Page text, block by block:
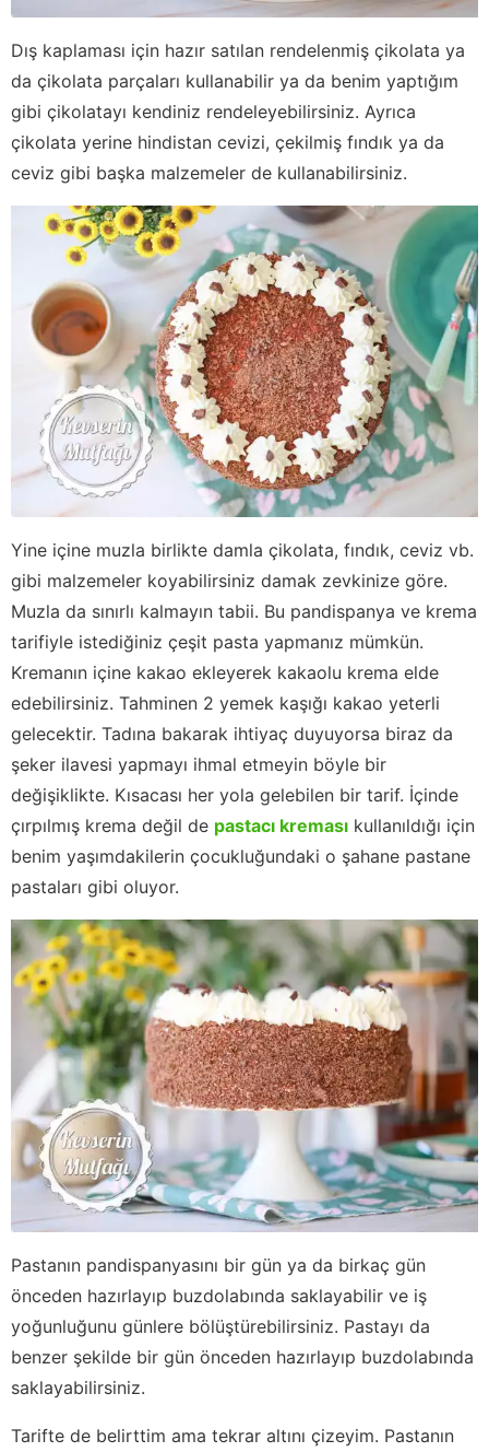
Dış kaplaması için hazır satılan rendelenmiş çikolata ya
da çikolata parçaları kullanabilir ya da benim yaptığım
gibi çikolatayı kendiniz rendeleyebilirsiniz. Ayrıca
çikolata yerine hindistan cevizi, çekilmiş fındık ya da
ceviz gibi başka malzemeler de kullanabilirsiniz.
Yine içine muzla birlikte damla çikolata, fındık, ceviz vb.
gibi malzemeler koyabilirsiniz damak zevkinize göre.
Muzla da sınırlı kalmayın tabii. Bu pandispanya ve krema
tarifiyle istediğiniz çeşit pasta yapmanız mümkün.
Kremanın içine kakao ekleyerek kakaolu krema elde
edebilirsiniz. Tahminen 2 yemek kaşığı kakao yeterli
gelecektir. Tadına bakarak ihtiyaç duyuyorsa biraz da
şeker ilavesi yapmayı ihmal etmeyin böyle bir
değişiklikte. Kısacası her yola gelebilen bir tarif. İçinde
çırpılmış krema değil de pastacı kreması kullanıldığı için
benim yaşımdakilerin çocukluğundaki o şahane pastane
pastaları gibi oluyor.
Pastanın pandispanyasını bir gün ya da birkaç gün
önceden hazırlayıp buzdolabında saklayabilir ve iş
yoğunluğunu günlere bölüştürebilirsiniz. Pastayı da
benzer şekilde bir gün önceden hazırlayıp buzdolabında
saklayabilirsiniz.
Tarifte de belirttim ama tekrar altını çizeyim. Pastanın